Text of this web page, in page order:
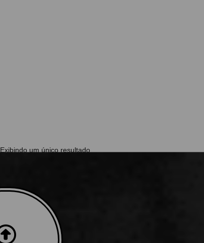
Exibindo um único resultado